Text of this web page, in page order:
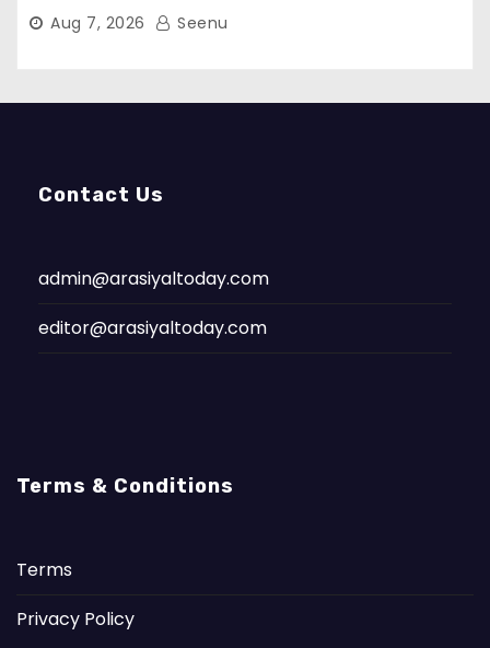
Aug 7, 2026 Seenu
Contact Us
admin@arasiyaltoday.com
editor@arasiyaltoday.com
Terms & Conditions
Terms
Privacy Policy